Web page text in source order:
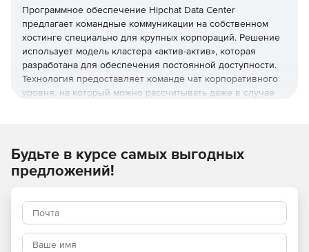
Программное обеспечение Hipchat Data Center
предлагает командные коммуникации на собственном
хостинге специально для крупных корпораций. Решение
использует модель кластера «актив-актив», которая
разработана для обеспечения постоянной доступности.
Технология предоставляет команде чат корпоративного
уровня, на который можно рассчитывать даже в случае
Hipchat Data Center предоставляет высокую доступность,
масштабирование и контроль.
Кластер «актив-актив»
Объединение в кластер несколько активных серверов,
чтобы гарантировать бесперебойную коммуникацию в
случае непредвиденных сбоев.
Будьте в курсе самых выгодных
предложений!